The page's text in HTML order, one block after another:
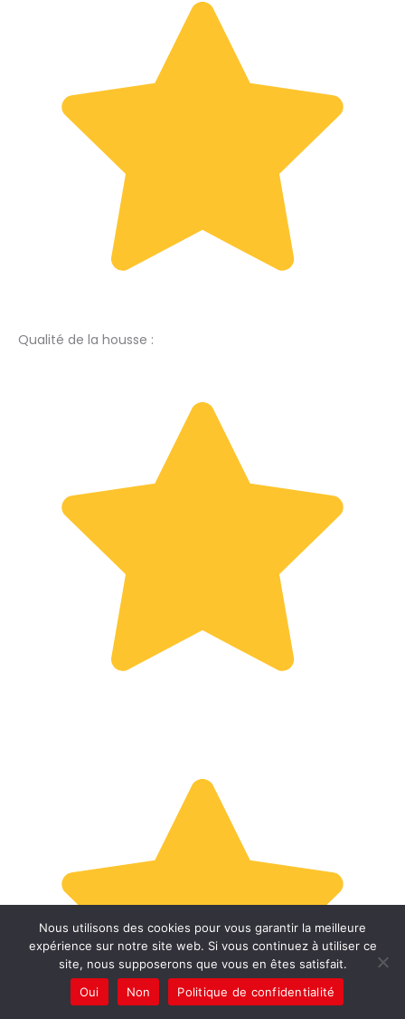
Qualité de la housse :
Nous utilisons des cookies pour vous garantir la meilleure
expérience sur notre site web. Si vous continuez à utiliser ce
site, nous supposerons que vous en êtes satisfait.
Oui
Non Politique de confidentialité